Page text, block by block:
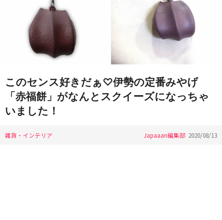
このセンス好きだぁ♡伊勢の定番みやげ
「赤福餅」がなんとスクイーズになっちゃ
いました！
雑貨・インテリア Japaaan編集部 2020/08/13